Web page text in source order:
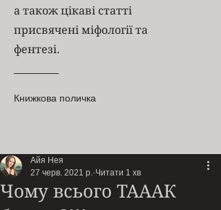
а також цікаві статті
присвячені міфології та
фентезі.
Книжкова поличка
Чому всього ТАААК
Айя Нея
27 черв. 2021 р. Читати 1 хв